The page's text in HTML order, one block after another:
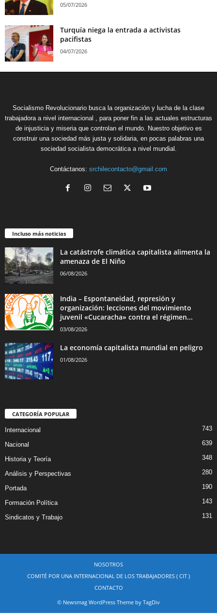
05/07/2026
Turquía niega la entrada a activistas
pacifistas
04/07/2026
Socialismo Revolucionario busca la organización y lucha de la clase
trabajadora a nivel internacional , para poner fin a las actuales estructuras
de injusticia y miseria que controlan el mundo. Nuestro objetivo es
construir una sociedad más justa y solidaria, en pocas palabras una
sociedad socialista democrática a nivel mundial.
Contáctanos: srchilecontacto@gmail.com
Incluso más noticias
La catástrofe climática capitalista alimenta la
amenaza de El Niño
06/08/2026
India – Espontaneidad, represión y
organización: lecciones del movimiento
juvenil «Cucaracha» contra el régimen...
03/08/2026
La economía capitalista mundial en peligro
01/08/2026
CATEGORÍA POPULAR
Internacional 743
Nacional 639
Historia y Teoría 348
Análisis y Perspectivas 280
Portada 190
Formación Política 143
Sindicatos y Trabajo 131
NOSOTROS
COMITÉ POR UNA INTERNACIONAL DE LOS TRABAJADORES ( CIT )
CONTACTO
© Newsmag WordPress Theme by TagDiv